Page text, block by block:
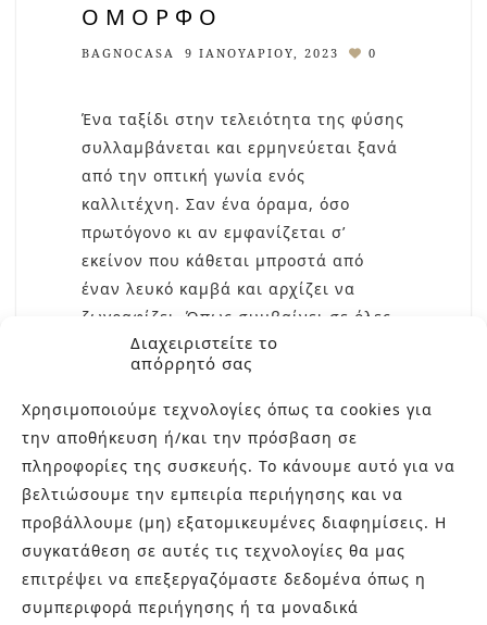
Διαχειριστείτε το
απόρρητό σας
Χρησιμοποιούμε τεχνολογίες όπως τα cookies για
την αποθήκευση ή/και την πρόσβαση σε
πληροφορίες της συσκευής. Το κάνουμε αυτό για να
βελτιώσουμε την εμπειρία περιήγησης και να
προβάλλουμε (μη) εξατομικευμένες διαφημίσεις. Η
συγκατάθεση σε αυτές τις τεχνολογίες θα μας
επιτρέψει να επεξεργαζόμαστε δεδομένα όπως η
συμπεριφορά περιήγησης ή τα μοναδικά
ΌΜΟΡΦΟ
BAGNOCASA 9 ΙΑΝΟΥΑΡΊΟΥ, 2023 0
Ένα ταξίδι στην τελειότητα της φύσης
συλλαμβάνεται και ερμηνεύεται ξανά
από την οπτική γωνία ενός
καλλιτέχνη. Σαν ένα όραμα, όσο
πρωτόγονο κι αν εμφανίζεται σ’
εκείνον που κάθεται μπροστά από
έναν λευκό καμβά και αρχίζει να
ζωγραφίζει. Όπως συμβαίνει σε όλες
τις μορφές τέχνης, η ύλη έχει λάβει
υπόψη όλες τις πτυχές που
επηρεάζουν την…
READ MORE